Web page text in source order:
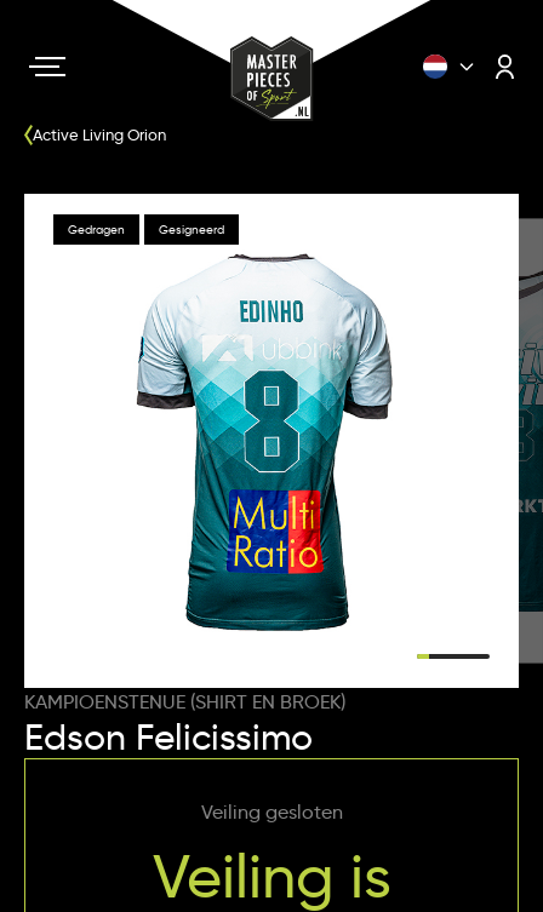
Active Living Orion
Gedragen Gesigneerd
KAMPIOENSTENUE (SHIRT EN BROEK)
Edson Felicissimo
Veiling gesloten
Veiling is